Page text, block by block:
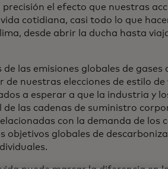
el efecto que nuestras
cotidiana, casi todo lo que
desde abrir la ducha hasta
las emisiones globales de gases
nuestras elecciones de estilo de
a esperar a que la industria y
las cadenas de suministro
con la demanda de los
objetivos globales de